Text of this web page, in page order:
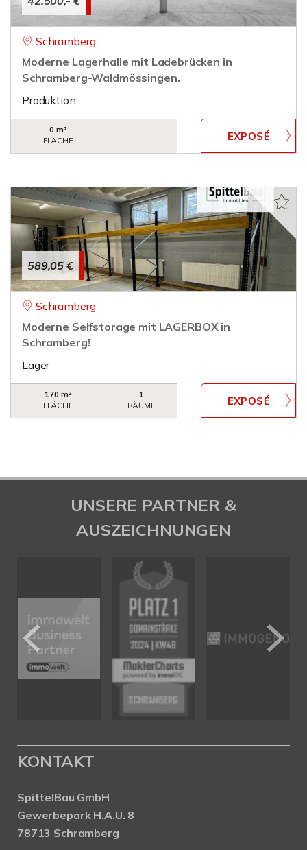
Schramberg
Moderne Lagerhalle mit Ladebrücken in
Schramberg-Waldmössingen.
Produktion
0 m²
FLÄCHE
589,05 €
Schramberg
Moderne Selfstorage mit LAGERBOX in
Schramberg!
Lager
170 m²
FLÄCHE
1
RÄUME
UNSERE PARTNER &
AUSZEICHNUNGEN
KONTAKT
SpittelBau GmbH
Gewerbepark H.A.U. 8
78713 Schramberg